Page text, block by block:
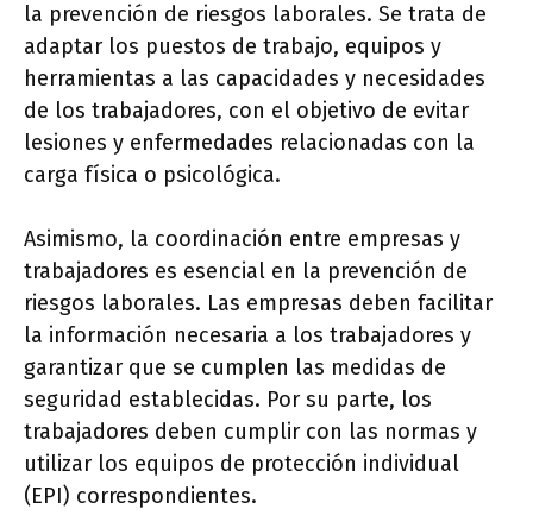
la prevención de riesgos laborales. Se trata de
adaptar los puestos de trabajo, equipos y
herramientas a las capacidades y necesidades
de los trabajadores, con el objetivo de evitar
lesiones y enfermedades relacionadas con la
carga física o psicológica.
Asimismo, la coordinación entre empresas y
trabajadores es esencial en la prevención de
riesgos laborales. Las empresas deben facilitar
la información necesaria a los trabajadores y
garantizar que se cumplen las medidas de
seguridad establecidas. Por su parte, los
trabajadores deben cumplir con las normas y
utilizar los equipos de protección individual
(EPI) correspondientes.